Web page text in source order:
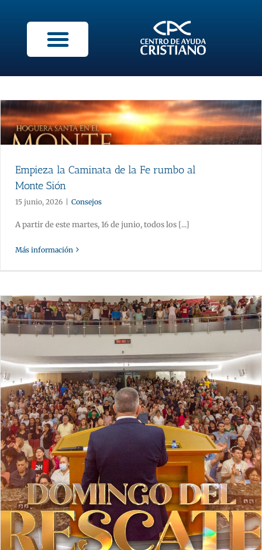
Empieza la Caminata de la Fe rumbo al
Monte Sión
15 junio, 2026 Consejos
A partir de este martes, 16 de junio, todos los [...]
Más información